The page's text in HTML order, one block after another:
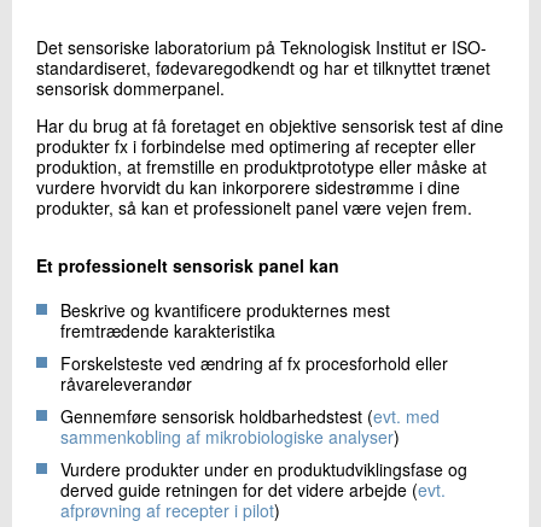
Det sensoriske laboratorium på Teknologisk Institut er ISO-
standardiseret, fødevaregodkendt og har et tilknyttet trænet
sensorisk dommerpanel.
Har du brug at få foretaget en objektive sensorisk test af dine
produkter fx i forbindelse med optimering af recepter eller
produktion, at fremstille en produktprototype eller måske at
vurdere hvorvidt du kan inkorporere sidestrømme i dine
produkter, så kan et professionelt panel være vejen frem.
Et professionelt sensorisk panel kan
Beskrive og kvantificere produkternes mest
fremtrædende karakteristika
Forskelsteste ved ændring af fx procesforhold eller
råvareleverandør
Gennemføre sensorisk holdbarhedstest (evt. med
sammenkobling af mikrobiologiske analyser)
Vurdere produkter under en produktudviklingsfase og
derved guide retningen for det videre arbejde (evt.
afprøvning af recepter i pilot)